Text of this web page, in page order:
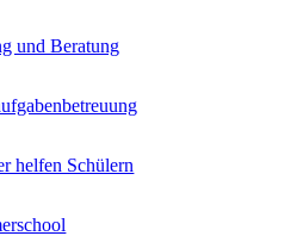
und Beratung
helfen Schülern